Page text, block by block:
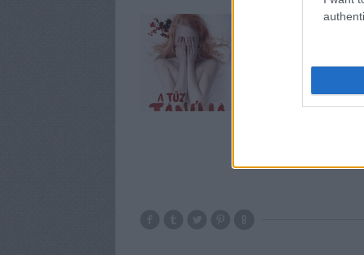
Kimondani is
meleget, a krimi és